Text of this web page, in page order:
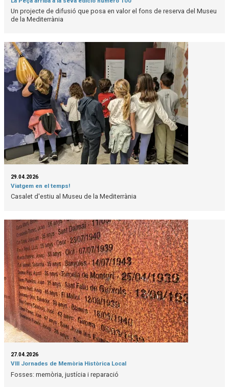
Un projecte de difusió que posa en valor el fons de reserva del Museu
de la Mediterrània
29.04.2026
Viatgem en el temps!
Casalet d'estiu al Museu de la Mediterrània
27.04.2026
VIII Jornades de Memòria Històrica Local
Fosses: memòria, justícia i reparació